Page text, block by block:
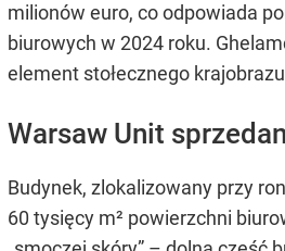
milionów euro, co odpowiada
biurowych w 2024 roku.
element stołecznego
Warsaw Unit
Budynek, zlokalizowany przy
60 tysięcy m² powierzchni